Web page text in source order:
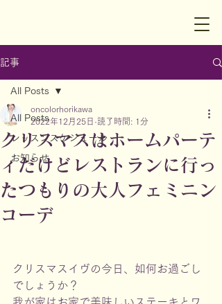
記事
All Posts
レッスンスケジュール
お知らせ
All Posts
クリスマスはホームパーテ
ィだけどレストランに行っ
たつもりの大人フェミニン
コーデ
oncolorhorikawa
2022年12月25日 読了時間: 1分
クリスマスイヴの今日、如何お過ごし
でしょうか？